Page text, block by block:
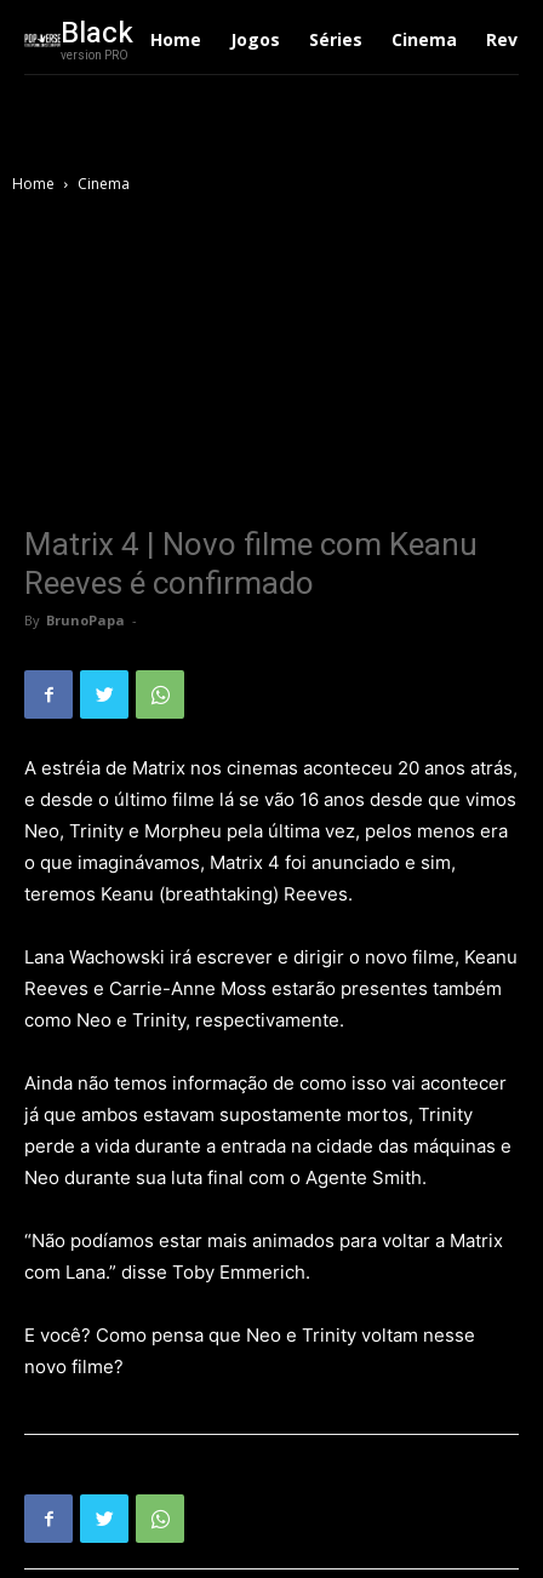
Black
version PRO
Home Jogos Séries Cinema
Home Cinema
Matrix 4 | Novo filme com Keanu
Reeves é confirmado
By BrunoPapa -
A estréia de Matrix nos cinemas aconteceu 20 anos atrás,
e desde o último filme lá se vão 16 anos desde que vimos
Neo, Trinity e Morpheu pela última vez, pelos menos era
o que imaginávamos, Matrix 4 foi anunciado e sim,
teremos Keanu (breathtaking) Reeves.
Lana Wachowski irá escrever e dirigir o novo filme, Keanu
Reeves e Carrie-Anne Moss estarão presentes também
como Neo e Trinity, respectivamente.
Ainda não temos informação de como isso vai acontecer
já que ambos estavam supostamente mortos, Trinity
perde a vida durante a entrada na cidade das máquinas e
Neo durante sua luta final com o Agente Smith.
“Não podíamos estar mais animados para voltar a Matrix
com Lana.” disse Toby Emmerich.
E você? Como pensa que Neo e Trinity voltam nesse
novo filme?